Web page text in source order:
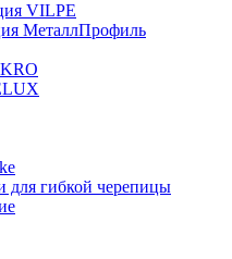
VILPE
МеталлПрофиль
для гибкой черепицы